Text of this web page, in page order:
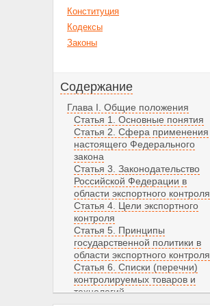
Конституция
Кодексы
Законы
Содержание
Глава I. Общие положения
Статья 1. Основные понятия
Статья 2. Сфера применения
настоящего Федерального
закона
Статья 3. Законодательство
Российской Федерации в
области экспортного контроля
Статья 4. Цели экспортного
контроля
Статья 5. Принципы
государственной политики в
области экспортного контроля
Статья 6. Списки (перечни)
контролируемых товаров и
технологий